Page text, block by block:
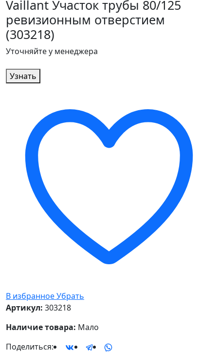
Vaillant Участок трубы 80/125
ревизионным отверстием
(303218)
Уточняйте у менеджера
Узнать
В избранноеУбрать
Артикул: 303218
Наличие товара: Мало
Поделиться: